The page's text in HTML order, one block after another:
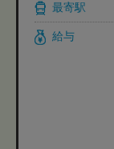
最寄駅
給与